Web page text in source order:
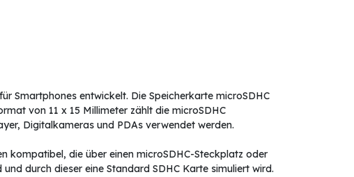
Smartphones entwickelt. Die Speicherkarte microSDHC
von 11 x 15 Millimeter zählt die microSDHC
Digitalkameras und PDAs verwendet werden.
kompatibel, die über einen microSDHC-Steckplatz oder
durch dieser eine Standard SDHC Karte simuliert wird.